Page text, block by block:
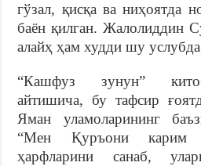
гўзал, қисқа ва ниҳоятда
баён қилган. Жалолиддин
алайҳ ҳам худди шу
“Кашфуз зунун”
айтишича, бу тафсир
Яман уламоларининг
“Мен Қуръони карим
ҳарфларини санаб,